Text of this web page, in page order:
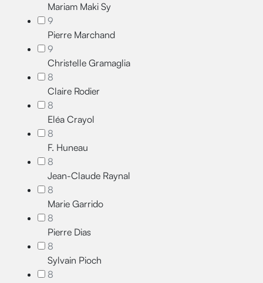
Mariam Maki Sy
9
Pierre Marchand
9
Christelle Gramaglia
8
Claire Rodier
8
Eléa Crayol
8
F. Huneau
8
Jean-Claude Raynal
8
Marie Garrido
8
Pierre Dias
8
Sylvain Pioch
8